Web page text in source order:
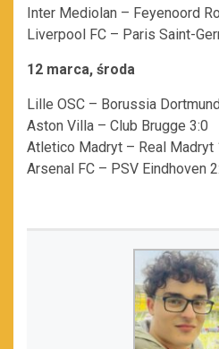
Inter Mediolan – Feyenoord
Liverpool FC – Paris Saint-
12 marca, środa
Lille OSC – Borussia
Aston Villa – Club Brugge 3:0
Atletico Madryt – Real Madryt
Arsenal FC – PSV Eindhoven